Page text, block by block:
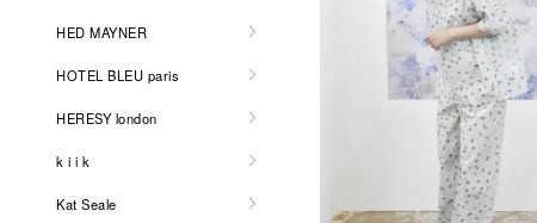
HED MAYNER
HOTEL BLEU paris
HERESY london
k i i k
Kat Seale